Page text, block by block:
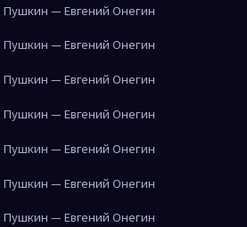
Пушкин — Евгений Онегин
Пушкин — Евгений Онегин
Пушкин — Евгений Онегин
Пушкин — Евгений Онегин
Пушкин — Евгений Онегин
Пушкин — Евгений Онегин
Пушкин — Евгений Онегин